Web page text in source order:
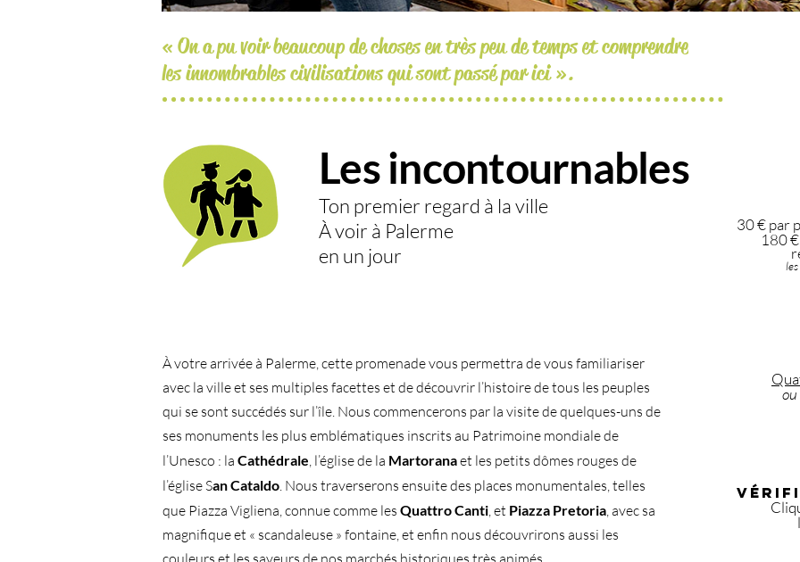
À votre arrivée à Palerme, cette promenade vous permettra de vous familiariser
avec la ville et ses multiples facettes et de découvrir l’histoire de tous les peuples
qui se sont succédés sur l’île. Nous commencerons par la visite de quelques-uns de
ses monuments les plus emblématiques inscrits au Patrimoine mondiale de
l’Unesco : la Cathédrale, l’église de la Martoranaet les petits dômes rouges de
l’église San Cataldo. Nous traverserons ensuite des places monumentales, telles
que Piazza Vigliena, connue comme les Quattro Canti, et Piazza Pretoria, avec sa
magnifique et « scandaleuse » fontaine, et enfin nous découvrirons aussi les
couleurs et les saveurs de nos marchés historiques très animés.
« On a pu voir beaucoup de choses en très peu de temps et comprendre
les innombrables civilisations qui sont passé par ici ».
Les incontournables
Ton premier regard à la ville
À voir à Palerme
en un jour
30 € par
180